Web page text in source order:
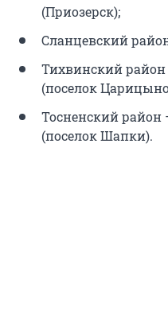
(Приозерск);
Сланцевский
Тихвинский
(поселок
Тосненский район
(поселок Шапки).